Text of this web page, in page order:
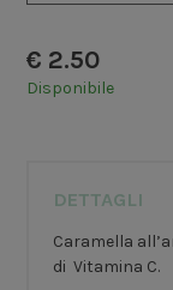
€ 2.50
Disponibile
DETTAGLI
Caramella
di Vitamina C.